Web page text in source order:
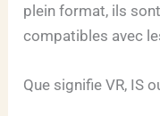
plein format, ils
compatibles avec
Que signifie VR, IS